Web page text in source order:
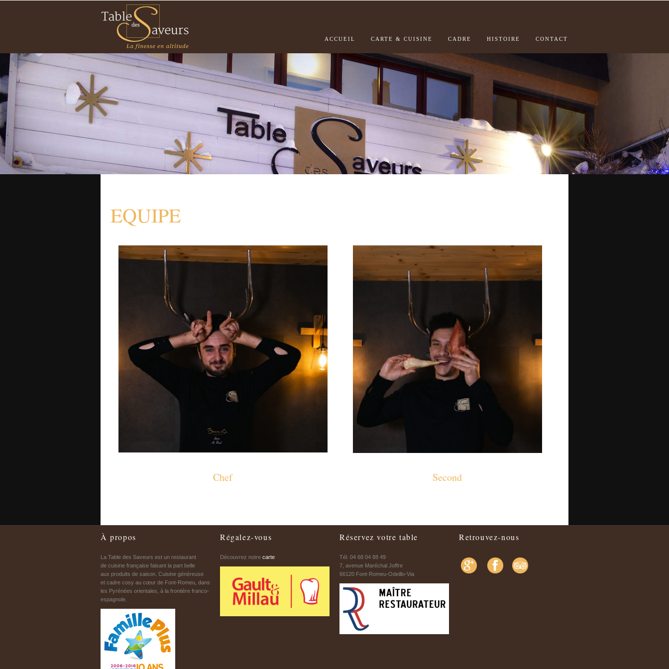
ACCUEIL CARTE & CUISINE CADRE HISTOIRE CONTACT
EQUIPE
Chef Second
À propos
La Table des Saveurs est un restaurant
de cuisine française faisant la part belle
aux produits de saison. Cuisine généreuse
et cadre cosy au cœur de Font-Romeu, dans
les Pyrénées orientales, à la frontière franco-
espagnole.
Régalez-vous
Découvrez notre carte
Réservez votre table
Tél. 04 68 04 88 49
7, avenue Maréchal Joffre
66120 Font-Romeu-Odeillo-Via
Retrouvez-nous